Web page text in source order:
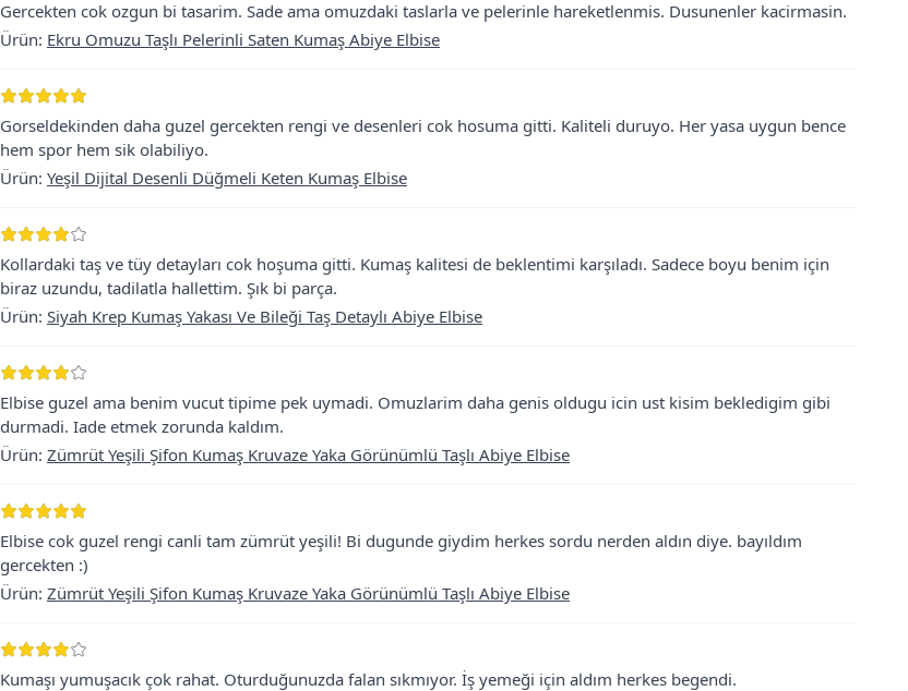
Gercekten cok ozgun bi tasarim. Sade ama omuzdaki taslarla ve pelerinle hareketlenmis. Dusunenler kacirmasin.
Ürün: Ekru Omuzu Taşlı Pelerinli Saten Kumaş Abiye Elbise
Gorseldekinden daha guzel gercekten rengi ve desenleri cok hosuma gitti. Kaliteli duruyo. Her yasa uygun bence
hem spor hem sik olabiliyo.
Ürün: Yeşil Dijital Desenli Düğmeli Keten Kumaş Elbise
Kollardaki taş ve tüy detayları cok hoşuma gitti. Kumaş kalitesi de beklentimi karşıladı. Sadece boyu benim için
biraz uzundu, tadilatla hallettim. Şık bi parça.
Ürün: Siyah Krep Kumaş Yakası Ve Bileği Taş Detaylı Abiye Elbise
Elbise guzel ama benim vucut tipime pek uymadi. Omuzlarim daha genis oldugu icin ust kisim bekledigim gibi
durmadi. Iade etmek zorunda kaldım.
Ürün: Zümrüt Yeşili Şifon Kumaş Kruvaze Yaka Görünümlü Taşlı Abiye Elbise
Elbise cok guzel rengi canli tam zümrüt yeşili! Bi dugunde giydim herkes sordu nerden aldın diye. bayıldım
gercekten :)
Ürün: Zümrüt Yeşili Şifon Kumaş Kruvaze Yaka Görünümlü Taşlı Abiye Elbise
Kumaşı yumuşacık çok rahat. Oturduğunuzda falan sıkmıyor. İş yemeği için aldım herkes begendi.